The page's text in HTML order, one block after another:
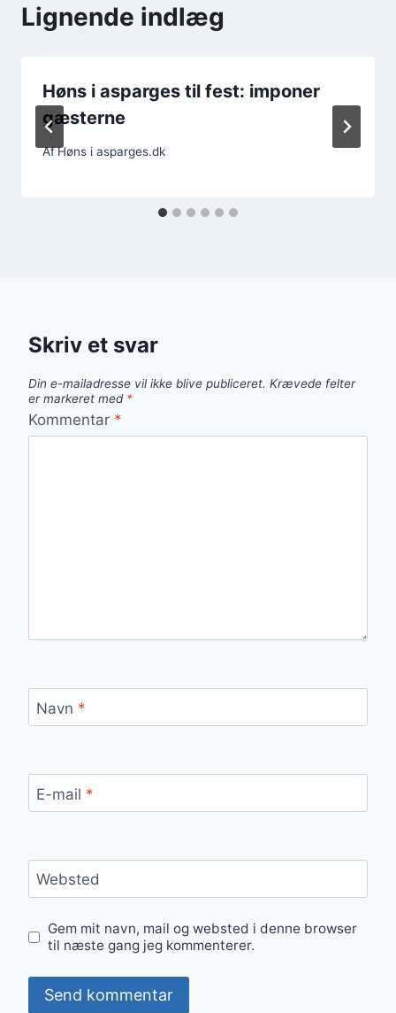
Lignende indlæg
Høns i asparges til fest: imponer
gæsterne
AfHøns i asparges.dk
Skriv et svar
Din e-mailadresse vil ikke blive publiceret. Krævede felter
er markeret med *
Kommentar *
Navn *
E-mail *
Websted
Gem mit navn, mail og websted i denne browser
til næste gang jeg kommenterer.